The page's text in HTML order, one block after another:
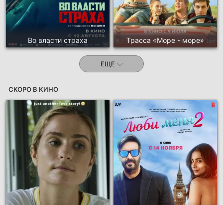
Во власти страха Трасса «Море - море»
ЕЩЕ
СКОРО В КИНО